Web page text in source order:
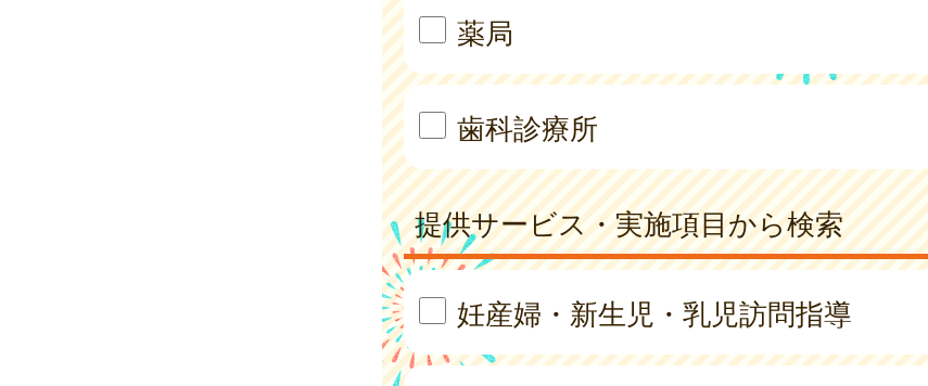
薬局
歯科診療所
提供サービス・実施項目から検索
妊産婦・新生児・乳児訪問指導